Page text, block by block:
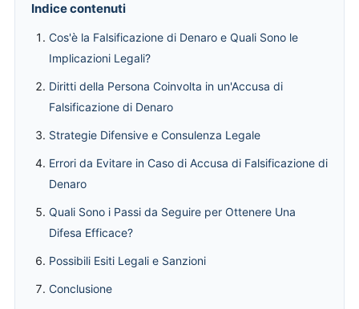
Indice contenuti
Cos'è la Falsificazione di Denaro e Quali Sono le
Implicazioni Legali?
Diritti della Persona Coinvolta in un'Accusa di
Falsificazione di Denaro
Strategie Difensive e Consulenza Legale
Errori da Evitare in Caso di Accusa di Falsificazione di
Denaro
Quali Sono i Passi da Seguire per Ottenere Una
Difesa Efficace?
Possibili Esiti Legali e Sanzioni
Conclusione